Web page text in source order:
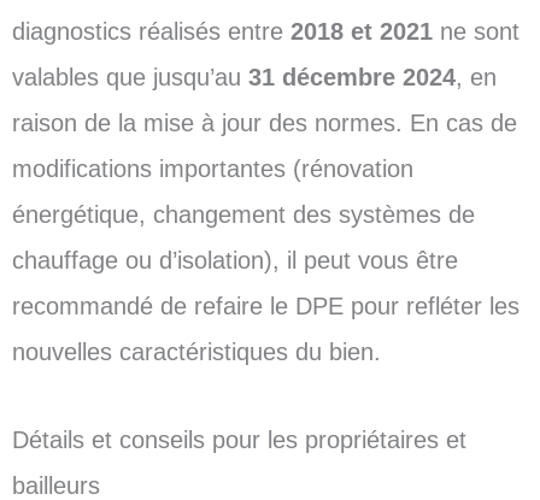
diagnostics réalisés entre 2018 et 2021 ne sont
valables que jusqu’au 31 décembre 2024, en
raison de la mise à jour des normes. En cas de
modifications importantes (rénovation
énergétique, changement des systèmes de
chauffage ou d’isolation), il peut vous être
recommandé de refaire le DPE pour refléter les
nouvelles caractéristiques du bien.
Détails et conseils pour les propriétaires et
bailleurs